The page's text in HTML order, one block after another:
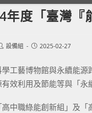
年度「臺灣
設備組
Post2025-02-27
工藝博物館與永續能
效利用及節能等與「永
中職綠能創新組」及